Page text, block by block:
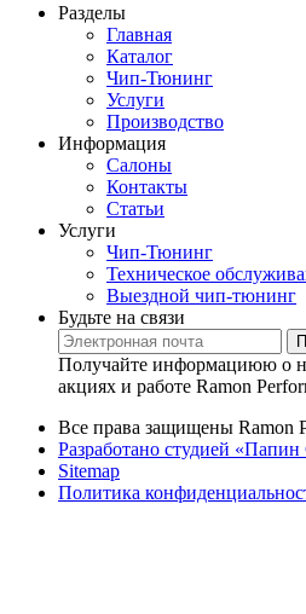
Разделы
Главная
Каталог
Чип-Тюнинг
Услуги
Производство
Информация
Салоны
Контакты
Статьи
Услуги
Чип-Тюнинг
Техническое
Выездной чип-тюнинг
Будьте на связи
Получайте информациюю о
акциях и работе Ramon
Все права защищены Ramon
Разработано студией «Папин
Sitemap
Политика